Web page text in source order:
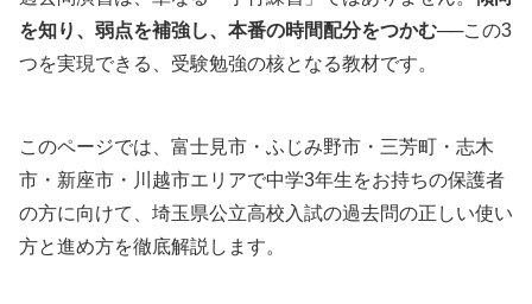
を知り、弱点を補強し、本番の時間配分をつかむ──この3
つを実現できる、受験勉強の核となる教材です。
このページでは、富士見市・ふじみ野市・三芳町・志木
市・新座市・川越市エリアで中学3年生をお持ちの保護者
の方に向けて、埼玉県公立高校入試の過去問の正しい使い
方と進め方を徹底解説します。